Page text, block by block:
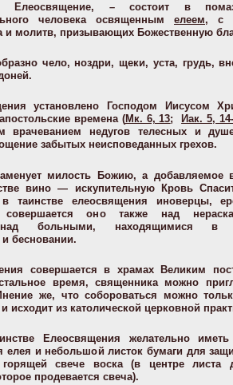
Елеосвящение, – состоит в
человека освященным елеем, с
и молитв, призывающих Божественную
чело, ноздри, щеки, уста, грудь,
установлено Господом Иисусом
времена (Мк. 6, 13;
Иак. 5,
врачеванием недугов телесных и
забытых неисповеданных грехов.
милость Божию, а добавляемое
вино — искупительную Кровь
в таинстве елеосвящения иноверцы,
оно также над
больными, находящимися в
бесновании.
совершается в храмах Великим
время, священника можно
же, что собороваться можно
из католической церковной
Елеосвящения желательно
елея и небольшой листок бумаги для
свече воска (в центре листа
продевается свеча).